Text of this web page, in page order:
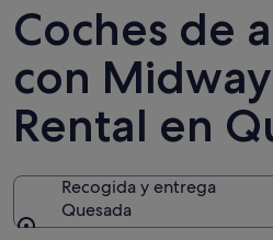
Coches de
con
Rental en
Recogida y entrega
Quesada